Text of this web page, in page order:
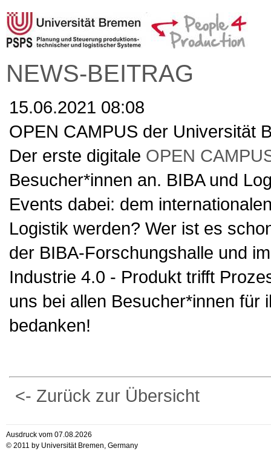
NEWS-BEITRAG
15.06.2021 08:08
OPEN CAMPUS der Universität
Der erste digitale OPEN
Besucher*innen an. BIBA und
Events dabei: dem
Logistik werden? Wer ist es
der BIBA-Forschungshalle und
Industrie 4.0 - Produkt trifft
uns bei allen Besucher*innen für
bedanken!
<- Zurück zur Übersicht
Ausdruck vom 07.08.2026
© 2011 by Universität Bremen, Germany